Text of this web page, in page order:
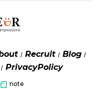
Recruit
Blog
PrivacyPolicy
note